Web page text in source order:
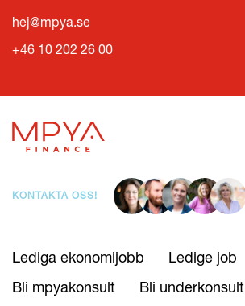
hej@mpya.se
+46 10 202 26 00
Lediga ekonomijobb Ledige job
Bli mpyakonsult
Bli underkonsult
KONTAKTA OSS!